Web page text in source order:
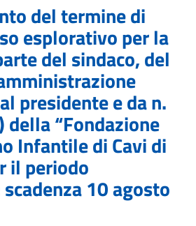
del termine di
esplorativo per la
del sindaco, del
presidente e da n.
“Fondazione
Infantile di Cavi di
il periodo
10 agosto